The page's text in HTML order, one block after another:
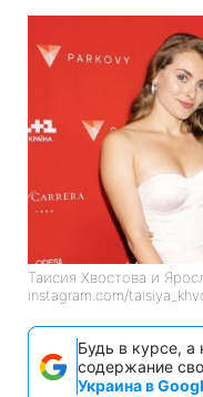
Таисия Хвостова и
instagram.com/
Будь в курсе, а
содержание
Украина в